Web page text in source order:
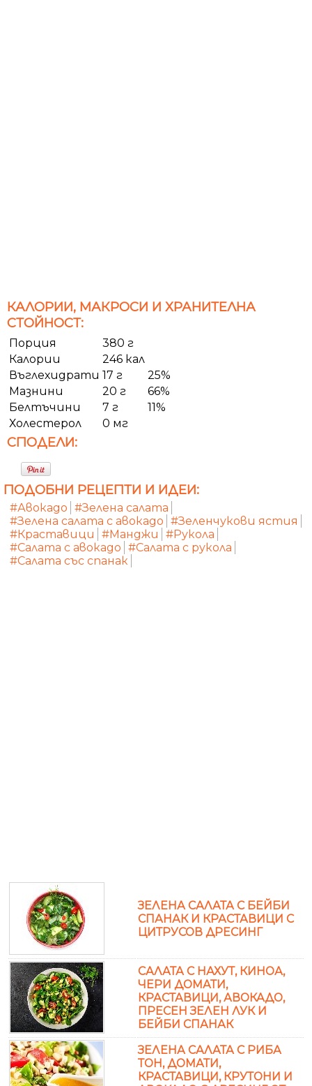
КАЛОРИИ, МАКРОСИ И ХРАНИТЕЛНА
СТОЙНОСТ:
Порция
380 г
Калории
246 кал
Въглехидрати 17 г
25%
Мазнини
20 г
66%
Белтъчини
7 г
11%
Холестерол
0 мг
СПОДЕЛИ:
ПОДОБНИ РЕЦЕПТИ И ИДЕИ:
#Авокадо #Зелена салата
#Зелена салата с авокадо #Зеленчукови ястия
#Краставици
#Манджи
#Рукола
#Салата с авокадо #Салата с рукола
#Салата със спанак
ЗЕЛЕНА САЛАТА С БЕЙБИ
СПАНАК И КРАСТАВИЦИ С
ЦИТРУСОВ ДРЕСИНГ
САЛАТА С НАХУТ, КИНОА,
ЧЕРИ ДОМАТИ,
КРАСТАВИЦИ, АВОКАДО,
ПРЕСЕН ЗЕЛЕН ЛУК И
БЕЙБИ СПАНАК
ЗЕЛЕНА САЛАТА С РИБА
ТОН, ДОМАТИ,
КРАСТАВИЦИ, КРУТОНИ И